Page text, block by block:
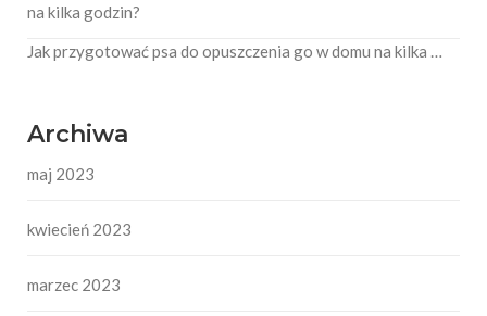
na kilka godzin?
Jak przygotować psa do opuszczenia go w domu na kilka …
Archiwa
maj 2023
kwiecień 2023
marzec 2023